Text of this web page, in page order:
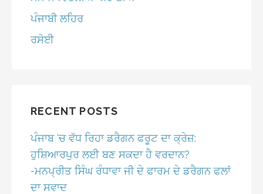
ਪੰਜਾਬੀ ਲਹਿਰ
ਰਸੋਈ
RECENT POSTS
ਪੰਜਾਬ ‘ਚ ਵੱਧ ਰਿਹਾ ਡਰੈਗਨ ਫਰੂਟ ਦਾ ਕ੍ਰੇਜ਼:
ਹੁਸ਼ਿਆਰਪੁਰ ਲਈ ਬਣ ਸਕਦਾ ਹੈ ਵਰਦਾਨ?
-ਮਨਪ੍ਰੀਤ ਸਿੰਘ ਰੰਧਾਵਾ ਜੀ ਦੇ ਫਾਰਮ ਦੇ ਡਰੈਗਨ ਫਲਾਂ
ਦਾ ਸਵਾਦ